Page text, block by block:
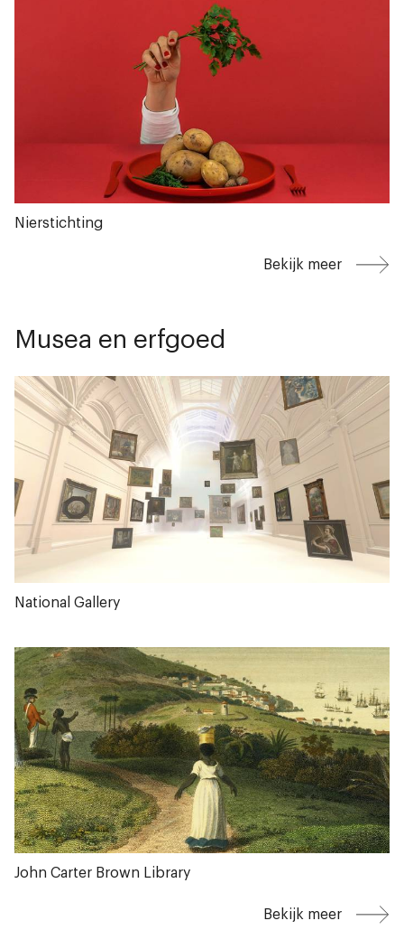
Nierstichting
Bekijk meer
Musea en erfgoed
National Gallery
John Carter Brown Library
Bekijk meer